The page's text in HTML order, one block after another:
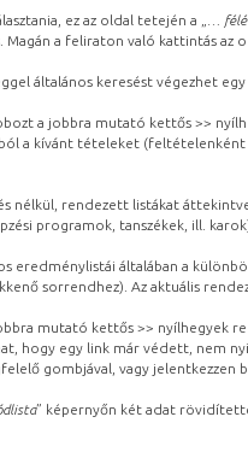
ez az oldal tetején a „
…
a feliraton való kattintás az
általános keresést végezhet
a jobbra mutató kettős >>
a kívánt tételeket (feltételenként
nélkül, rendezett listákat
programok, tanszékek, ill.
eredménylistái általában a
sorrendhez). Az aktuális
mutató kettős >> nyílhegyek
hogy egy link már védett, nem
gombjával, vagy
” képernyőn két adat